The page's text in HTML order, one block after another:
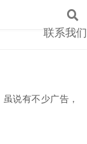
联系我们
说有不少广告，